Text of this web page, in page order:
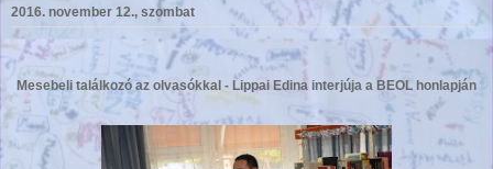
2016. november 12., szombat
Mesebeli találkozó az olvasókkal - Lippai Edina interjúja a BEOL honlapján